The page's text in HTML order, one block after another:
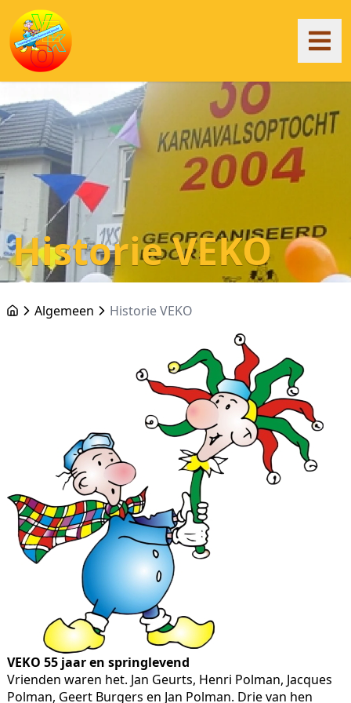
Historie VEKO
Algemeen Historie VEKO
VEKO 55 jaar en springlevend
Vrienden waren het. Jan Geurts, Henri Polman, Jacques
Polman, Geert Burgers en Jan Polman. Drie van hen